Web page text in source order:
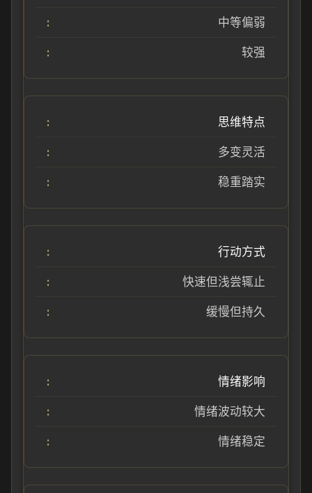
中等偏弱
较强
思维特点
多变灵活
稳重踏实
行动方式
快速但浅尝辄止
缓慢但持久
情绪影响
情绪波动较大
情绪稳定